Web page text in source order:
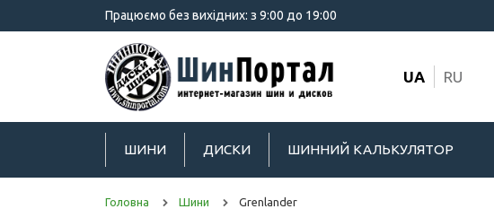
Працюємо без вихідних: з 9:00 до 19:00
UA RU
ШИНИ ДИСКИ ШИННИЙ КАЛЬКУЛЯТОР
Головна Шини Grenlander